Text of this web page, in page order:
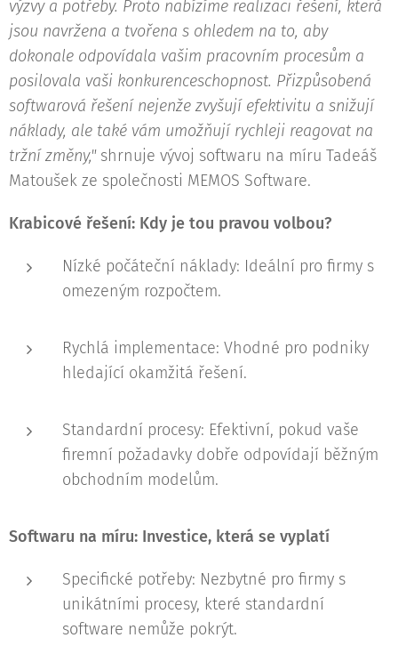
výzvy a potřeby. Proto nabízíme realizaci řešení, která
jsou navržena a tvořena s ohledem na to, aby
dokonale odpovídala vašim pracovním procesům a
posilovala vaši konkurenceschopnost. Přizpůsobená
softwarová řešení nejenže zvyšují efektivitu a snižují
náklady, ale také vám umožňují rychleji reagovat na
tržní změny,"shrnuje vývoj softwaru na míru Tadeáš
Matoušek ze společnosti MEMOS Software.
Krabicové řešení: Kdy je tou pravou volbou?
Nízké počáteční náklady: Ideální pro firmy s
omezeným rozpočtem.
Rychlá implementace: Vhodné pro podniky
hledající okamžitá řešení.
Standardní procesy: Efektivní, pokud vaše
firemní požadavky dobře odpovídají běžným
obchodním modelům.
Softwaru na míru: Investice, která se vyplatí
Specifické potřeby: Nezbytné pro firmy s
unikátními procesy, které standardní
software nemůže pokrýt.